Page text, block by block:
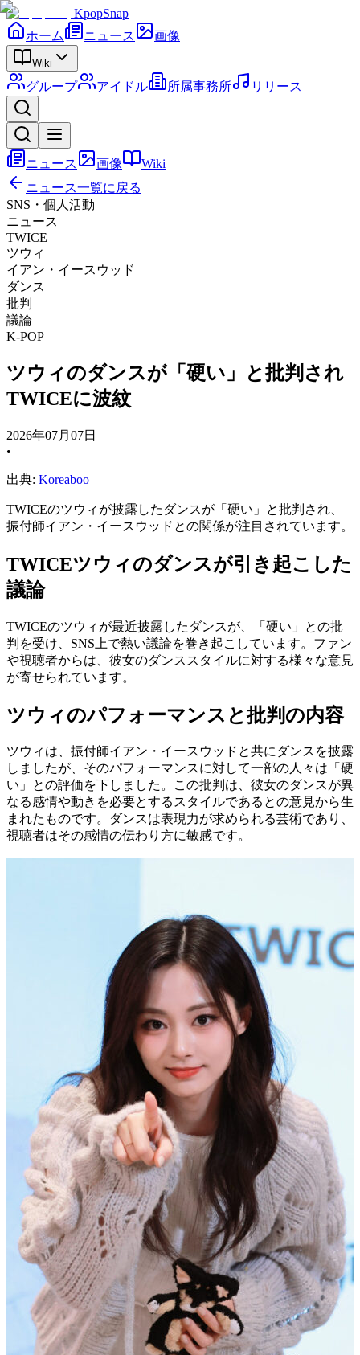
KpopSnap
ホーム
ニュース 画像
Wiki
グループ アイドル 所属事務所 リリース
ニュース 画像
Wiki
ニュース一覧に戻る
SNS・個人活動
ニュース
TWICE
ツウィ
イアン・イースウッド
ダンス
批判
議論
K-POP
ツウィのダンスが「硬い」と批判され
TWICEに波紋
2026年07月07日
•
出典: Koreaboo
TWICEのツウィが披露したダンスが「硬い」と批判され、
振付師イアン・イースウッドとの関係が注目されています。
TWICEツウィのダンスが引き起こした
議論
TWICEのツウィが最近披露したダンスが、「硬い」との批
判を受け、SNS上で熱い議論を巻き起こしています。ファン
や視聴者からは、彼女のダンススタイルに対する様々な意見
が寄せられています。
ツウィのパフォーマンスと批判の内容
ツウィは、振付師イアン・イースウッドと共にダンスを披露
しましたが、そのパフォーマンスに対して一部の人々は「硬
い」との評価を下しました。この批判は、彼女のダンスが異
なる感情や動きを必要とするスタイルであるとの意見から生
まれたものです。ダンスは表現力が求められる芸術であり、
視聴者はその感情の伝わり方に敏感です。